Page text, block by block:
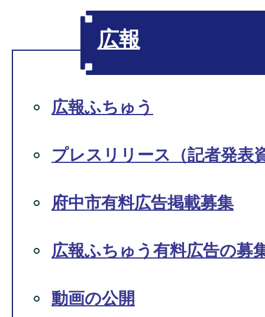
広報
広報ふちゅう
プレスリリース（記者発表
府中市有料広告掲載募集
広報ふちゅう有料広告の募
動画の公開